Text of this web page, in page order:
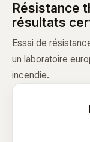
Résistance
résultats
Essai de
un laboratoire
incendie.